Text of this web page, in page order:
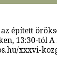
épített
13:30-tól
xxxvi-